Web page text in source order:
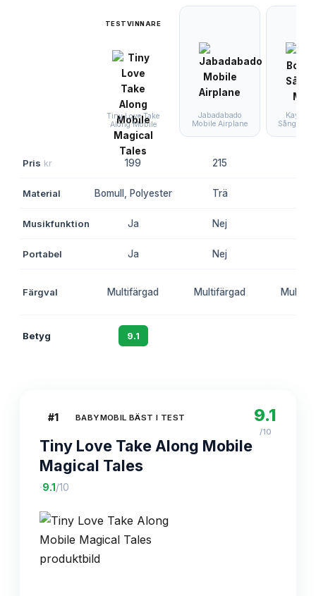
TESTVINNARE
Tiny Love Take
Along Mobile
Jabadabado
Mobile Airplane
Kay
Sångfågel
Pris kr 199 215
Material Bomull, Polyester Trä
Musikfunktion Ja Nej
Portabel Ja Nej
Färgval Multifärgad Multifärgad
Betyg 9.1
#1 BABYMOBIL BÄST I TEST
Tiny Love Take Along Mobile
Magical Tales
·9.1 /10
9.1
/10